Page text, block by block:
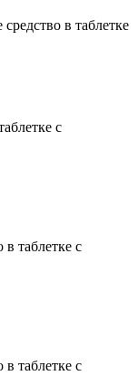
в таблетке
с
таблетке с
таблетке с